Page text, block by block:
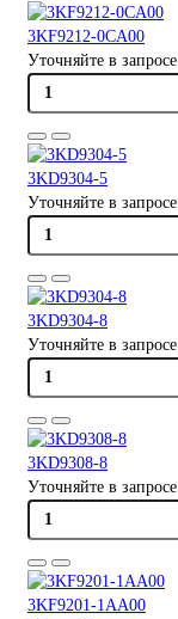
3KF9212-0CA00
Уточняйте в запросе
3KD9304-5
Уточняйте в запросе
3KD9304-8
Уточняйте в запросе
3KD9308-8
Уточняйте в запросе
3KF9201-1AA00